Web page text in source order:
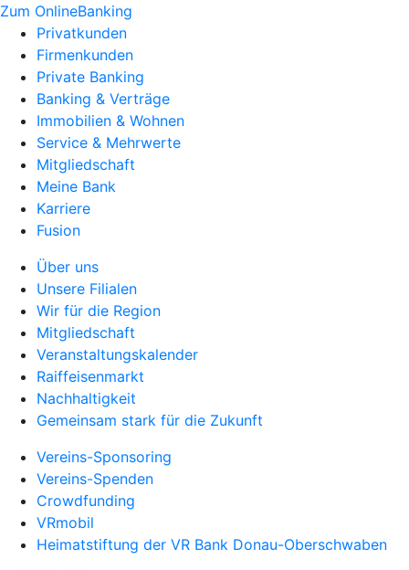
Zum OnlineBanking
Privatkunden
Firmenkunden
Private Banking
Banking & Verträge
Immobilien & Wohnen
Service & Mehrwerte
Mitgliedschaft
Meine Bank
Karriere
Fusion
Über uns
Unsere Filialen
Wir für die Region
Mitgliedschaft
Veranstaltungskalender
Raiffeisenmarkt
Nachhaltigkeit
Gemeinsam stark für die Zukunft
Vereins-Sponsoring
Vereins-Spenden
Crowdfunding
VRmobil
Heimatstiftung der VR Bank Donau-Oberschwaben